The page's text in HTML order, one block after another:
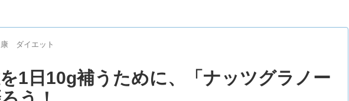
ダイエット
1日10g補うために、「ナッツグラノー